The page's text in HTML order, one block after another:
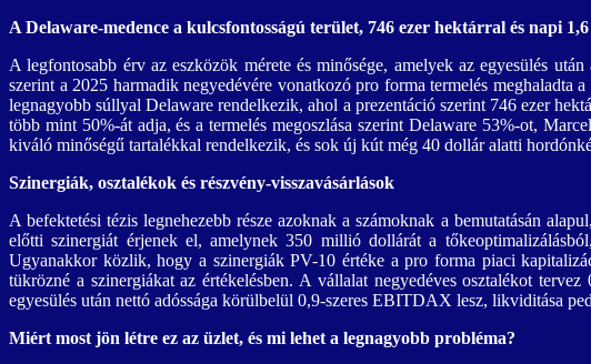
A Delaware-medence a kulcsfontosságú terület, 746 ezer hektárral és napi
A legfontosabb érv az eszközök mérete és minősége, amelyek az egyesülés
szerint a 2025 harmadik negyedévére vonatkozó pro forma termelés
legnagyobb súllyal Delaware rendelkezik, ahol a prezentáció szerint 746 ezer
több mint 50%-át adja, és a termelés megoszlása szerint Delaware 53%-ot,
kiváló minőségű tartalékkal rendelkezik, és sok új kút még 40 dollár alatti
Szinergiák, osztalékok és részvény-visszavásárlások
A befektetési tézis legnehezebb része azoknak a számoknak a bemutatásán
előtti szinergiát érjenek el, amelynek 350 millió dollárát a
Ugyanakkor közlik, hogy a szinergiák PV-10 értéke a pro forma piaci
tükrözné a szinergiákat az értékelésben. A vállalat negyedéves osztalékot
egyesülés után nettó adóssága körülbelül 0,9-szeres EBITDAX lesz,
Miért most jön létre ez az üzlet, és mi lehet a legnagyobb probléma?